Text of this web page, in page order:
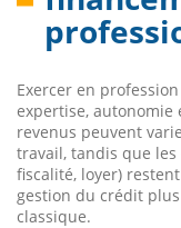
Exercer en
expertise, autonomie
revenus peuvent
travail, tandis que les
fiscalité, loyer)
gestion du crédit
classique.